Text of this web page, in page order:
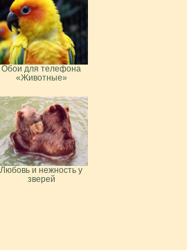
Обои для телефона
«Животные»
Любовь и нежность у
зверей